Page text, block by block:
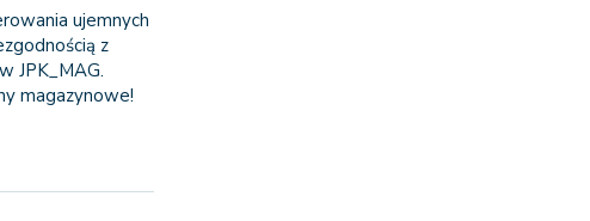
ujemnych
z
JPK_MAG.
magazynowe!